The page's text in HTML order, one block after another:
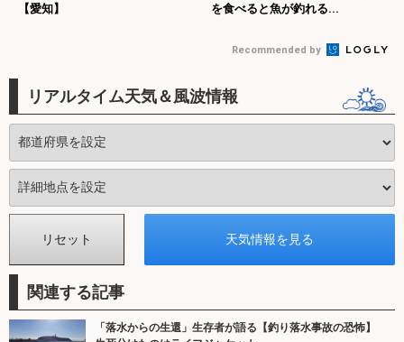
【愛知】
を食べると魚が釣れる...
Recommended by
リアルタイム天気＆風波情報
関連する記事
「落水からの生還」生存者が語る【釣り落水事故の恐怖】